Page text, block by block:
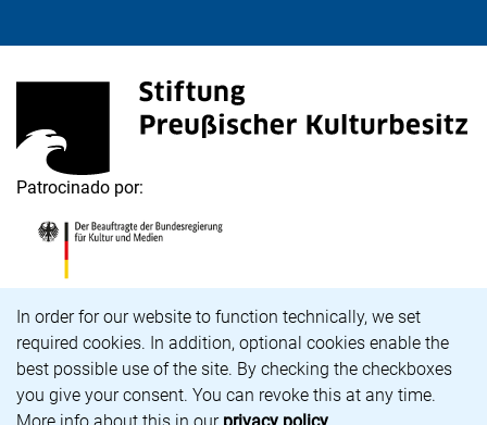
In order for our website to function technically, we set
required cookies. In addition, optional cookies enable the
best possible use of the site. By checking the checkboxes
you give your consent. You can revoke this at any time.
<span lang="de">Stiftung Preußischer Kulturbesitz</
(enlace externo, abre una nueva ventana)
Patrocinado por:
Carrera profesional
Accesibilidad
Aviso legal y política de privacidad